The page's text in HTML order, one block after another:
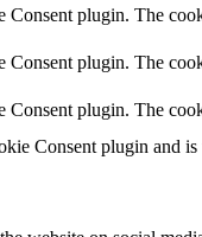
plugin. The
plugin. The
plugin. The
Consent plugin and is